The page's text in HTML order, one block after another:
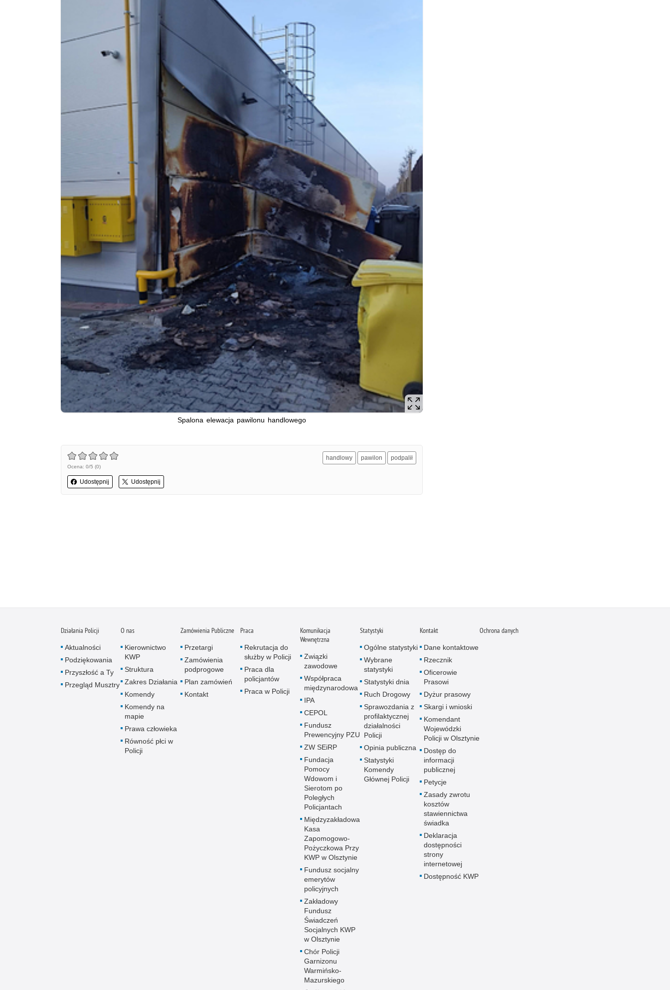
Spalona elewacja pawilonu handlowego
Ocena: 0/5 (0)
Udostępnij Udostępnij
handlowy pawilon podpalił
Działania Policji
Aktualności
Podziękowania
Przyszłość a Ty
Przegląd Musztry
O nas
Kierownictwo
KWP
Struktura
Zakres Działania
Komendy
Komendy na
mapie
Prawa człowieka
Równość płci w
Policji
Zamówienia Publiczne
Przetargi
Zamówienia
podprogowe
Plan zamówień
Kontakt
Praca
Rekrutacja do
służby w Policji
Praca dla
policjantów
Praca w Policji
Komunikacja
Wewnętrzna
Związki
zawodowe
Współpraca
międzynarodowa
IPA
CEPOL
Fundusz
Prewencyjny PZU
ZW SEiRP
Fundacja
Pomocy
Wdowom i
Sierotom po
Poległych
Policjantach
Międzyzakładowa
Kasa
Zapomogowo-
Pożyczkowa Przy
KWP w Olsztynie
Fundusz socjalny
emerytów
policyjnych
Zakładowy
Fundusz
Świadczeń
Socjalnych KWP
w Olsztynie
Chór Policji
Garnizonu
Warmińsko-
Mazurskiego
Statystyki
Ogólne statystyki
Wybrane
statystyki
Statystyki dnia
Ruch Drogowy
Sprawozdania z
profilaktycznej
działalności
Policji
Opinia publiczna
Statystyki
Komendy
Głównej Policji
Kontakt
Dane kontaktowe
Rzecznik
Oficerowie
Prasowi
Dyżur prasowy
Skargi i wnioski
Komendant
Wojewódzki
Policji w Olsztynie
Dostęp do
informacji
publicznej
Petycje
Zasady zwrotu
kosztów
stawiennictwa
świadka
Deklaracja
dostępności
strony
internetowej
Dostępność KWP
Ochrona danych